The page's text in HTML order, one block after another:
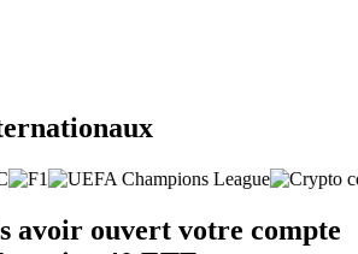
avoir ouvert votre compte